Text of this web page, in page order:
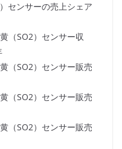
センサーの売上シェア
（SO2）センサー収
（SO2）センサー販売
（SO2）センサー販売
（SO2）センサー販売